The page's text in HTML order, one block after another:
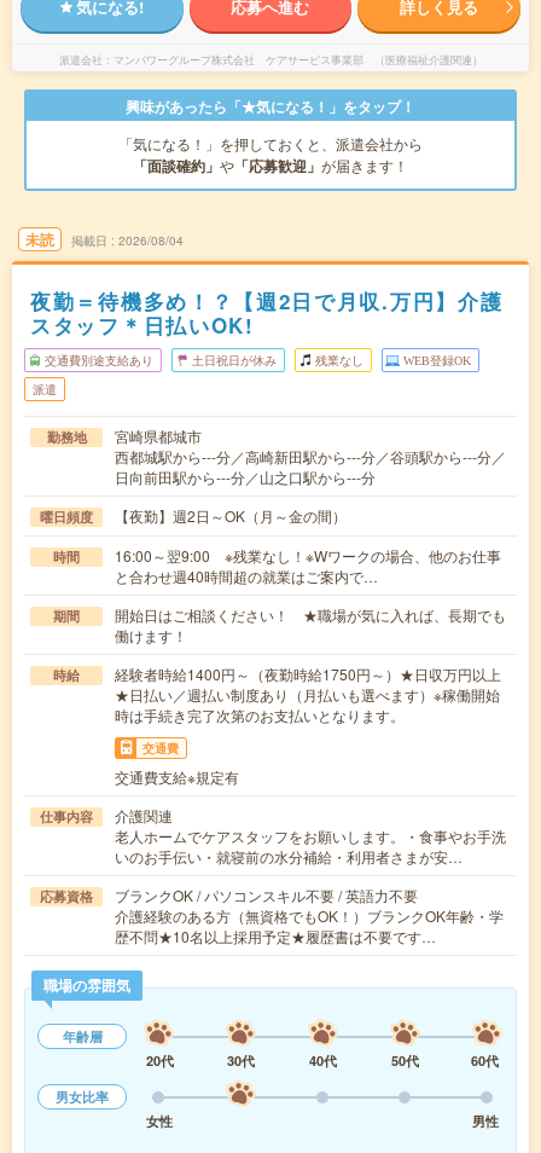
気になる! 応募へ進む 詳しく見る
派遣会社 マンパワーグループ株式会社 ケアサービス事業部 （医療福祉介護関連）
興味があったら「★気になる！」をタップ！
「気になる！」を押しておくと、派遣会社から
「面談確約」 や 「応募歓迎」 が届きます！
未読 掲載日 2026/08/04
夜勤＝待機多め！？【週2日で月収.万円】介護
スタッフ＊日払いOK!
交通費別途支給あり 土日祝日が休み 残業なし WEB登録OK
派遣
勤務地
宮崎県都城市
西都城駅から---分／高崎新田駅から---分／谷頭駅から---分／
日向前田駅から---分／山之口駅から---分
曜日頻度 【夜勤】週2日～OK（月～金の間）
時間
16:00～翌9:00 ※残業なし！※Wワークの場合、他のお仕事
と合わせ週40時間超の就業はご案内で…
期間
開始日はご相談ください！ ★職場が気に入れば、長期でも
働けます！
時給
経験者時給1400円～（夜勤時給1750円～）★日収万円以上
★日払い／週払い制度あり（月払いも選べます）※稼働開始
時は手続き完了次第のお支払いとなります。
交通費
交通費支給※規定有
仕事内容
介護関連
老人ホームでケアスタッフをお願いします。・食事やお手洗
いのお手伝い・就寝前の水分補給・利用者さまが安…
応募資格
ブランクOK / パソコンスキル不要 / 英語力不要
介護経験のある方（無資格でもOK！）ブランクOK年齢・学
歴不問★10名以上採用予定★履歴書は不要です…
職場の雰囲気
年齢層
20代
30代 40代 50代
60代
男女比率
女性
男性